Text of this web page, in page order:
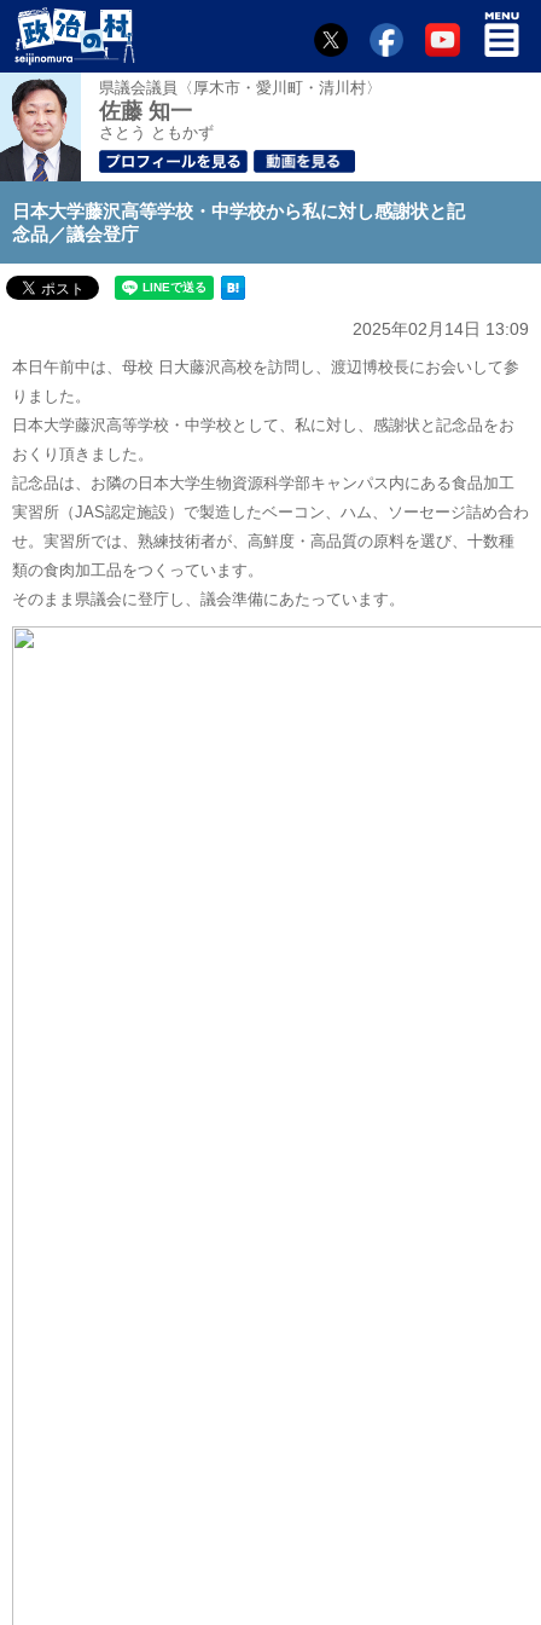
県議会議員〈厚木市・愛川町・清川村〉
佐藤 知一
さとう ともかず
日本大学藤沢高等学校・中学校から私に対し感謝状と記
念品／議会登庁
2025年02月14日 13:09
本日午前中は、母校 日大藤沢高校を訪問し、渡辺博校長にお会いして参
りました。
日本大学藤沢高等学校・中学校として、私に対し、感謝状と記念品をお
おくり頂きました。
記念品は、お隣の日本大学生物資源科学部キャンパス内にある食品加工
実習所（JAS認定施設）で製造したベーコン、ハム、ソーセージ詰め合わ
せ。実習所では、熟練技術者が、高鮮度・高品質の原料を選び、十数種
類の食肉加工品をつくっています。
そのまま県議会に登庁し、議会準備にあたっています。